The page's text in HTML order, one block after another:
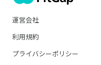
運営会社
利用規約
プライバシーポリシー